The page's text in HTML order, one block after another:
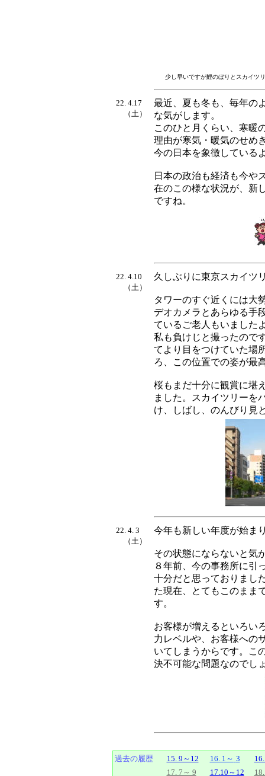
少し早いですが鯉のぼりとスカイツ
22. 4.17
（土）
最近、夏も冬も、毎年の
な気がします。
このひと月くらい、寒暖
理由が寒気・暖気のせめ
今の日本を象徴している
日本の政治も経済も今や
在のこの様な状況が、新
ですね。
22. 4.10
（土）
久しぶりに東京スカイツ
タワーのすぐ近くには大
デオカメラとあらゆる手
ているご老人もいました
私も負けじと撮ったので
てより目をつけていた場
ろ、この位置での姿が最
桜もまだ十分に観賞に堪
ました。スカイツリーを
け、しばし、のんびり見
22. 4. 3
（土）
今年も新しい年度が始ま
その状態にならないと気
８年前、今の事務所に引
十分だと思っておりまし
た現在、とてもこのまま
す。
お客様が増えるといろい
力レベルや、お客様への
いてしまうからです。こ
決不可能な問題なのでし
過去の履歴 15. 9～12 16. 1～ 3
17. 7～ 9
17.10～12